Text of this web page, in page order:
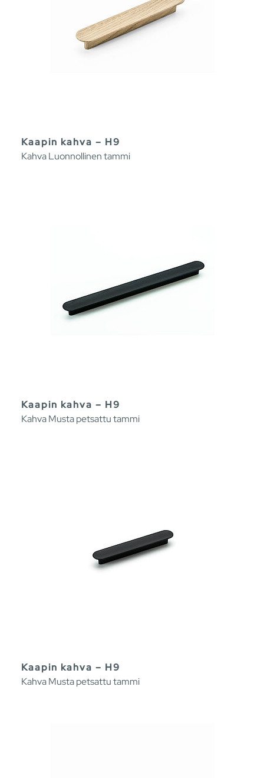
Kaapin kahva – H9
Kahva Luonnollinen tammi
Kaapin kahva – H9
Kahva Musta petsattu tammi
Kaapin kahva – H9
Kahva Musta petsattu tammi